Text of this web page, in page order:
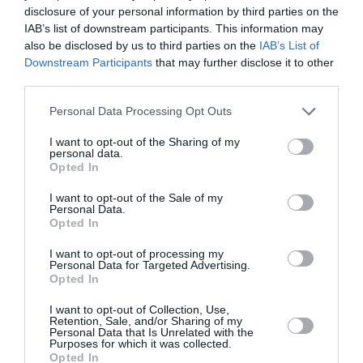
disclosure of your personal information by third parties on the
IAB’s list of downstream participants. This information may
also be disclosed by us to third parties on the IAB’s List of
Downstream Participants that may further disclose it to other
Personal Data Processing Opt Outs
I want to opt-out of the Sharing of my
personal data.
Opted In
I want to opt-out of the Sale of my
Personal Data.
Opted In
I want to opt-out of processing my
Personal Data for Targeted Advertising.
Opted In
I want to opt-out of Collection, Use,
Retention, Sale, and/or Sharing of my
Personal Data that Is Unrelated with the
Purposes for which it was collected.
Opted In
societatea românească, unele segmente ale
populaţiei au o atitudine pozitivă faţă de această
idee, inclusiv femeile, persoanele cu un grad mai
financiare”, se arată în Strategia naţională pentru
promovarea îmbătrânirii active şi protecţia
persoanelor vârstnice.
Amintim că pensia medie lunară în România este de
Bari, eveniment organizat de asociația
românească ”Tracia-Land”: ”Le mamme del
mondo in festa”